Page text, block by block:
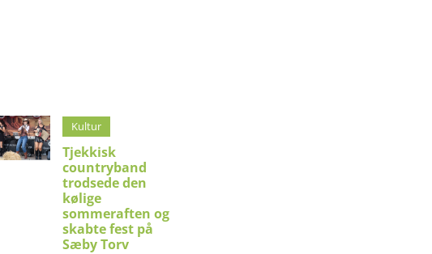
Kultur
Tjekkisk
countryband
trodsede den
kølige
sommeraften og
skabte fest på
Sæby Torv